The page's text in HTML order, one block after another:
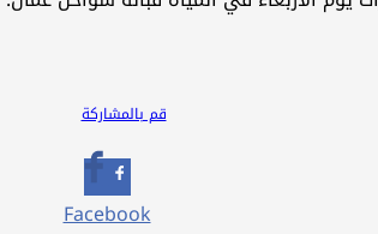
قم بالمشاركة
Facebook